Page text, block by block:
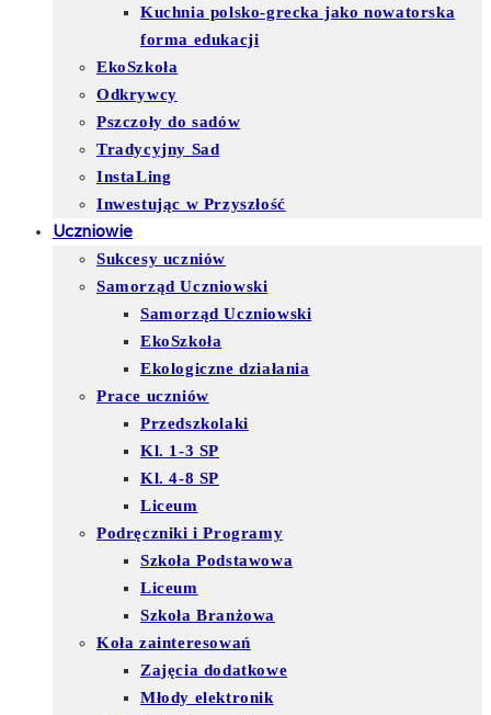
Kuchnia polsko-grecka jako nowatorska
forma edukacji
EkoSzkoła
Odkrywcy
Pszczoły do sadów
Tradycyjny Sad
InstaLing
Inwestując w Przyszłość
Uczniowie
Sukcesy uczniów
Samorząd Uczniowski
Samorząd Uczniowski
EkoSzkoła
Ekologiczne działania
Prace uczniów
Przedszkolaki
Kl. 1-3 SP
Kl. 4-8 SP
Liceum
Podręczniki i Programy
Szkoła Podstawowa
Liceum
Szkoła Branżowa
Koła zainteresowań
Zajęcia dodatkowe
Młody elektronik